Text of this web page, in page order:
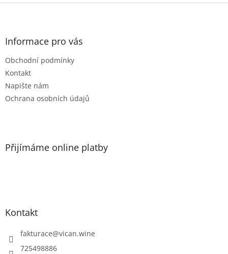
Z
Informace pro vás
Obchodní podmínky
Kontakt
Napište nám
Ochrana osobních údajů
Přijímáme online platby
Kontakt
fakturace@vican.wine
725498886